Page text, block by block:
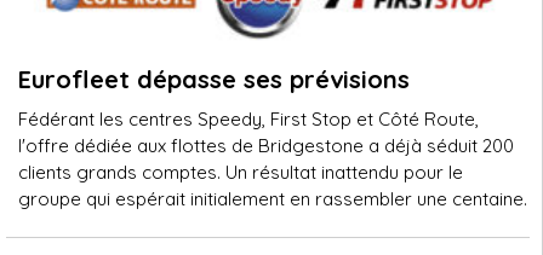
Eurofleet dépasse ses prévisions
Fédérant les centres Speedy, First Stop et Côté Route,
l'offre dédiée aux flottes de Bridgestone a déjà séduit 200
clients grands comptes. Un résultat inattendu pour le
groupe qui espérait initialement en rassembler une centaine.